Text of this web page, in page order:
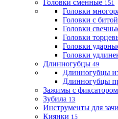
Головки сменные 151
Головки
Головки с битой
Головки
Головки
Головки
Головки
Длинногубцы 49
Длинногубцы
Длинногубцы
Зажимы с фиксатором
Зубила 13
Инструменты для
Киянки 15